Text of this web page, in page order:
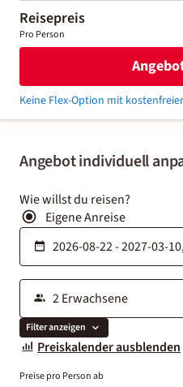
Angebot individuell
Wie willst du reisen?
Eigene Anreise
Filter anzeigen
Preiskalender ausblenden
Preise pro Person ab
Reisepreis
Pro Person
Keine Flex-Option mit